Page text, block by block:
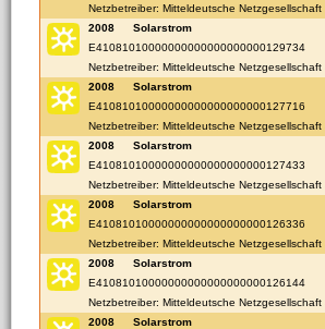
Netzbetreiber: Mitteldeutsche Netzgesellschaft
2008
Solarstrom
E41081010000000000000000000129734
Netzbetreiber: Mitteldeutsche Netzgesellschaft
2008
Solarstrom
E41081010000000000000000000127716
Netzbetreiber: Mitteldeutsche Netzgesellschaft
2008
Solarstrom
E41081010000000000000000000127433
Netzbetreiber: Mitteldeutsche Netzgesellschaft
2008
Solarstrom
E41081010000000000000000000126336
Netzbetreiber: Mitteldeutsche Netzgesellschaft
2008
Solarstrom
E41081010000000000000000000126144
Netzbetreiber: Mitteldeutsche Netzgesellschaft
2008
Solarstrom